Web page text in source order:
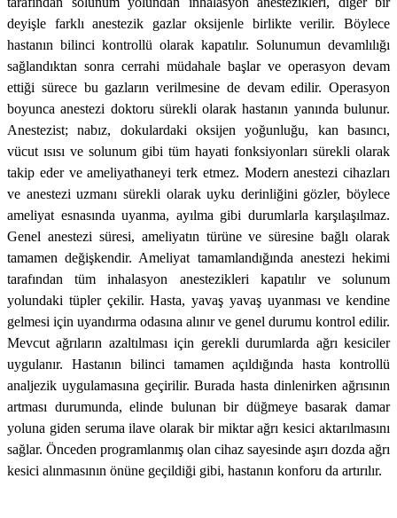
deyişle farklı anestezik gazlar oksijenle birlikte verilir. Böylece
hastanın bilinci kontrollü olarak kapatılır. Solunumun devamlılığı
sağlandıktan sonra cerrahi müdahale başlar ve operasyon devam
ettiği sürece bu gazların verilmesine de devam edilir. Operasyon
boyunca anestezi doktoru sürekli olarak hastanın yanında bulunur.
Anestezist; nabız, dokulardaki oksijen yoğunluğu, kan basıncı,
vücut ısısı ve solunum gibi tüm hayati fonksiyonları sürekli olarak
takip eder ve ameliyathaneyi terk etmez. Modern anestezi cihazları
ve anestezi uzmanı sürekli olarak uyku derinliğini gözler, böylece
ameliyat esnasında uyanma, ayılma gibi durumlarla karşılaşılmaz.
Genel anestezi süresi, ameliyatın türüne ve süresine bağlı olarak
tamamen değişkendir. Ameliyat tamamlandığında anestezi hekimi
tarafından tüm inhalasyon anestezikleri kapatılır ve solunum
yolundaki tüpler çekilir. Hasta, yavaş yavaş uyanması ve kendine
gelmesi için uyandırma odasına alınır ve genel durumu kontrol edilir.
Mevcut ağrıların azaltılması için gerekli durumlarda ağrı kesiciler
uygulanır. Hastanın bilinci tamamen açıldığında hasta kontrollü
analjezik uygulamasına geçirilir. Burada hasta dinlenirken ağrısının
artması durumunda, elinde bulunan bir düğmeye basarak damar
yoluna giden seruma ilave olarak bir miktar ağrı kesici aktarılmasını
sağlar. Önceden programlanmış olan cihaz sayesinde aşırı dozda ağrı
kesici alınmasının önüne geçildiği gibi, hastanın konforu da artırılır.